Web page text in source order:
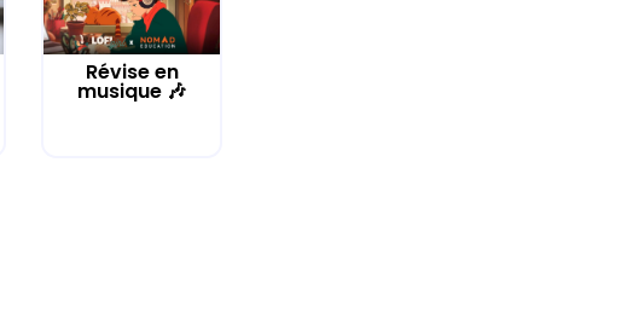
Révise en
musique 🎶